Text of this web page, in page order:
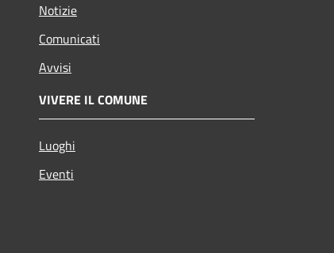
Notizie
Comunicati
Avvisi
VIVERE IL COMUNE
Luoghi
Eventi